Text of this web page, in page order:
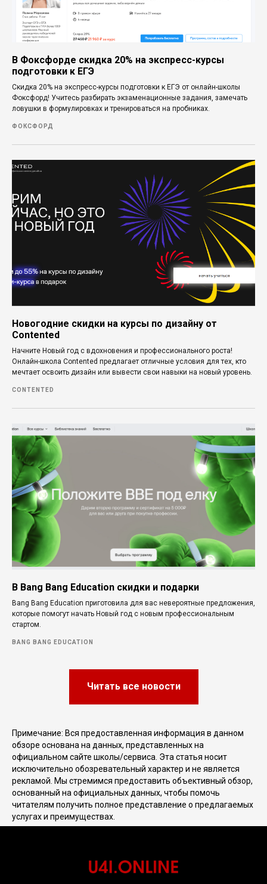
В Фоксфорде скидка 20% на экспресс-курсы
подготовки к ЕГЭ
Скидка 20% на экспресс-курсы подготовки к ЕГЭ от онлайн-школы
Фоксфорд! Учитесь разбирать экзаменационные задания, замечать
ловушки в формулировках и тренироваться на пробниках.
ФОКСФОРД
Новогодние скидки на курсы по дизайну от
Contented
Начните Новый год с вдохновения и профессионального роста!
Онлайн-школа Contented предлагает отличные условия для тех, кто
мечтает освоить дизайн или вывести свои навыки на новый уровень.
CONTENTED
В Bang Bang Education скидки и подарки
Bang Bang Education приготовила для вас невероятные предложения,
которые помогут начать Новый год с новым профессиональным
стартом.
BANG BANG EDUCATION
Читать все новости
Примечание: Вся предоставленная информация в данном
обзоре основана на данных, представленных на
официальном сайте школы/сервиса. Эта статья носит
исключительно обозревательный характер и не является
рекламой. Мы стремимся предоставить объективный обзор,
основанный на официальных данных, чтобы помочь
читателям получить полное представление о предлагаемых
услугах и преимуществах.